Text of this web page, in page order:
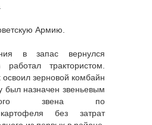
Армию.
в запас вернулся
трактористом.
зерновой комбайн
был назначен звеньевым
звена по
без затрат